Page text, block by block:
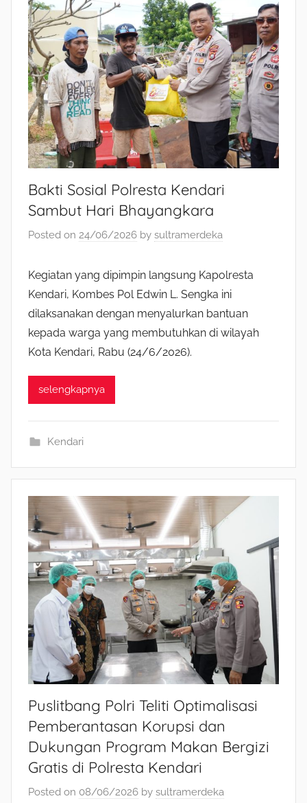
Bakti Sosial Polresta Kendari
Sambut Hari Bhayangkara
Posted on 24/06/2026 by sultramerdeka
Kegiatan yang dipimpin langsung Kapolresta
Kendari, Kombes Pol Edwin L. Sengka ini
dilaksanakan dengan menyalurkan bantuan
kepada warga yang membutuhkan di wilayah
Kota Kendari, Rabu (24/6/2026).
selengkapnya
Kendari
Puslitbang Polri Teliti Optimalisasi
Pemberantasan Korupsi dan
Dukungan Program Makan Bergizi
Gratis di Polresta Kendari
Posted on 08/06/2026 by sultramerdeka